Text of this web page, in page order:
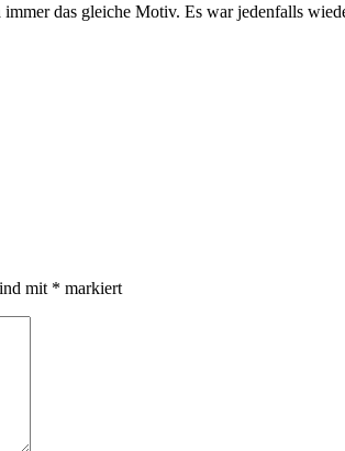
das gleiche Motiv. Es war jedenfalls
mit * markiert